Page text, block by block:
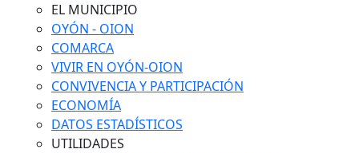
EL MUNICIPIO
OYÓN - OION
COMARCA
VIVIR EN OYÓN-OION
CONVIVENCIA Y PARTICIPACIÓN
ECONOMÍA
DATOS ESTADÍSTICOS
UTILIDADES